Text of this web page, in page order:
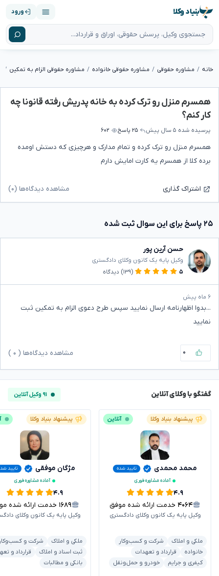
بنیاد وکلا ورود
خانه مشاوره حقوقی مشاوره حقوقی خانواده مشاوره حقوقی الزام به تمکین
همسرم منزل رو ترک کرده به خانه پدریش رفته قانونا چه
کار کنم؟
پرسیده شده ۵ سال پیش ۲۵ پاسخ ۶۰۲
همسرم منزل رو ترک کرده و تمام مدارک و هرچیزی که دستش اومده
برده کلا از همسرم یه کارت امایش دارم
اشتراک گذاری مشاهده دیدگاه‌ها (۰)
۲۵ پاسخ برای این سوال ثبت شده
حسن آرین پور
وکیل پایه یک کانون وکلای دادگستری
۵
(۱۳۹) دیدگاه
۶ ماه پیش
...بدوا اظهارنامه ارسال نمایید سپس طرح دعوی الزام به تمکین ثبت
نمایید
۰ مشاهده دیدگاه‌ها ( ۰
گفتگو با وکلای آنلاین ۹۱ وکیل آنلاین
پیشنهاد بنیاد وکلا آنلاین
محمد محمدی
تایید شده
آماده مشاوره فوری
۴.۹
۴۰۶۴ خدمت ارائه شده موفق
وکیل پایه یک کانون وکلای دادگستری
ملکی و املاک
شرکت و کسب‌وکار
خانواده
قرارداد و تعهدات
کیفری و جرایم
خودرو و حمل‌ونقل
پیشنهاد بنیاد وکلا
مژگان موفقی
تایید
آماده مشاوره فوری
۴.۹
۱۶۸۹ خدمت ارائه شده موفق
وکیل پایه یک کانون وکلای
ملکی و املاک
شرکت و
ثبت اسناد و املاک
قرارداد و
بانکی و مطالبات